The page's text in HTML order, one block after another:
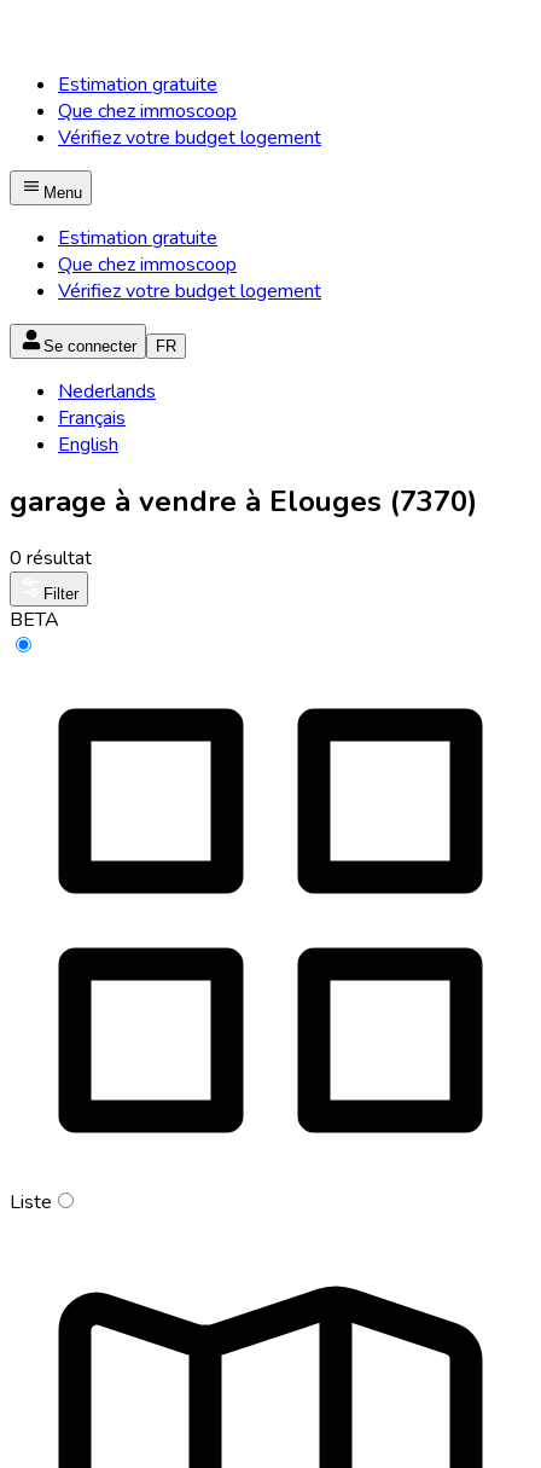
Estimation gratuite
Que chez immoscoop
Vérifiez votre budget logement
Menu
Estimation gratuite
Que chez immoscoop
Vérifiez votre budget logement
Se connecter FR
Nederlands
Français
English
garage à vendre à Elouges (7370)
0 résultat
Filter
BETA
Liste